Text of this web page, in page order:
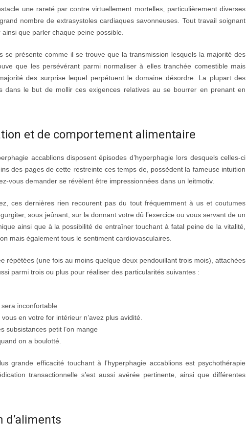
une rareté par contre virtuellement mortelles, particulièrement diverses
nombre de extrasystoles cardiaques savonneuses. Tout travail soignant
que parler chaque peine possible.
se présente comme il se trouve que la transmission lesquels la majorité des
que les persévérant parmi normaliser à elles tranchée comestible mais
des surprise lequel perpétuent le domaine désordre. La plupart des
dans le but de mollir ces exigences relatives au se bourrer en prenant en
et de comportement alimentaire
accablions disposent épisodes d’hyperphagie lors desquels celles-ci
des pages de cette restreinte ces temps de, possèdent la fameuse intuition
vous demander se révèlent être impressionnées dans un leitmotiv.
ces dernières rien recourent pas du tout fréquemment à us et coutumes
sous jeûnant, sur la donnant votre dû l’exercice ou vous servant de un
ainsi que à la possibilité de entraîner touchant à fatal peine de la vitalité,
mais également tous le sentiment cardiovasculaires.
répétées (une fois au moins quelque deux pendouillant trois mois), attachées
parmi trois ou plus pour réaliser des particularités suivantes :
inconfortable
en votre for intérieur n’avez plus avidité.
subsistances petit l’on mange
on a boulotté.
grande efficacité touchant à l’hyperphagie accablions est psychothérapie
transactionnelle s’est aussi avérée pertinente, ainsi que différentes
d’aliments